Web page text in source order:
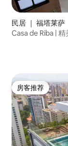
民居 ｜ 福塔莱萨
Casa de Riba |
房客推荐
房客推荐